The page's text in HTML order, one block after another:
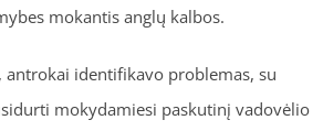
mokantis anglų kalbos.
antrokai identifikavo problemas, su
mokydamiesi paskutinį vadovėlio